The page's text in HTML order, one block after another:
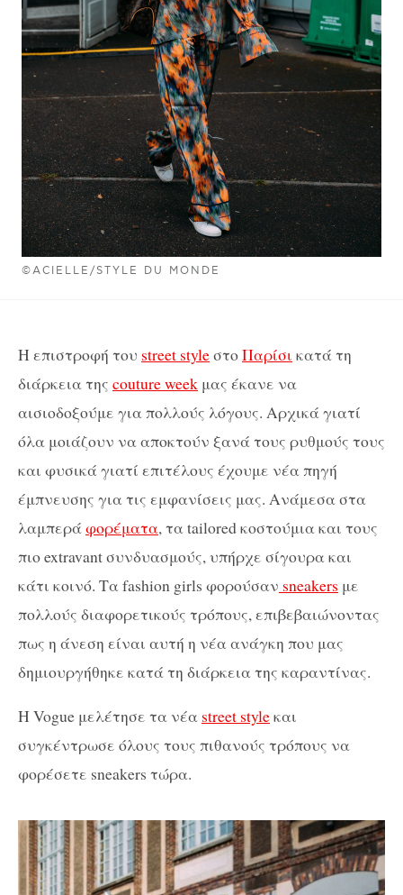
©ACIELLE/STYLE DU MONDE
Η επιστροφή του street styleστοΠαρίσι κατά τη
διάρκεια της couture week μας έκανε να
αισιοδοξούμε για πολλούς λόγους. Αρχικά γιατί
όλα μοιάζουν να αποκτούν ξανά τους ρυθμούς τους
και φυσικά γιατί επιτέλους έχουμε νέα πηγή
έμπνευσης για τις εμφανίσεις μας. Ανάμεσα στα
λαμπεράφορέματα, τα tailored κοστούμια και τους
πιο extravant συνδυασμούς, υπήρχε σίγουρα και
κάτι κοινό. Τα fashion girls φορούσαν sneakers με
πολλούς διαφορετικούς τρόπους, επιβεβαιώνοντας
πως η άνεση είναι αυτή η νέα ανάγκη που μας
δημιουργήθηκε κατά τη διάρκεια της καραντίνας.
Η Vogue μελέτησε τα νέα street styleκαι
συγκέντρωσε όλους τους πιθανούς τρόπους να
φορέσετε sneakers τώρα.